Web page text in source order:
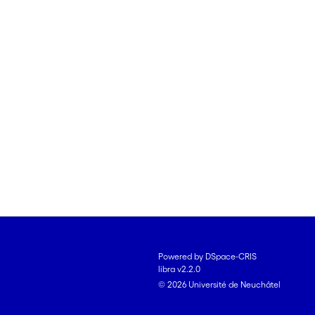
Powered by DSpace-CRIS
libra v2.2.0
© 2026 Université de Neuchâtel